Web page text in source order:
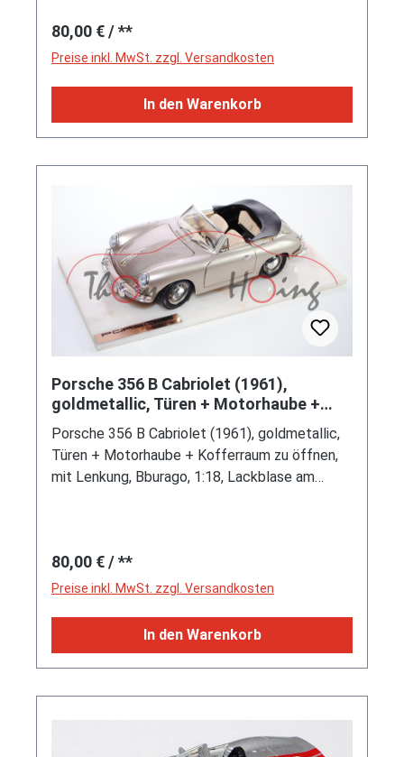
Regulärer Preis:
80,00 €/ **
Preise inkl. MwSt. zzgl. Versandkosten
In den Warenkorb
Porsche 356 B Cabriolet (1961),
goldmetallic, Türen + Motorhaube +
Kofferraum zu öffnen, mit Lenkung
Porsche 356 B Cabriolet (1961), goldmetallic,
Türen + Motorhaube + Kofferraum zu öffnen,
mit Lenkung, Bburago, 1:18, Lackblase am
Regulärer Preis:
80,00 €/ **
Preise inkl. MwSt. zzgl. Versandkosten
In den Warenkorb